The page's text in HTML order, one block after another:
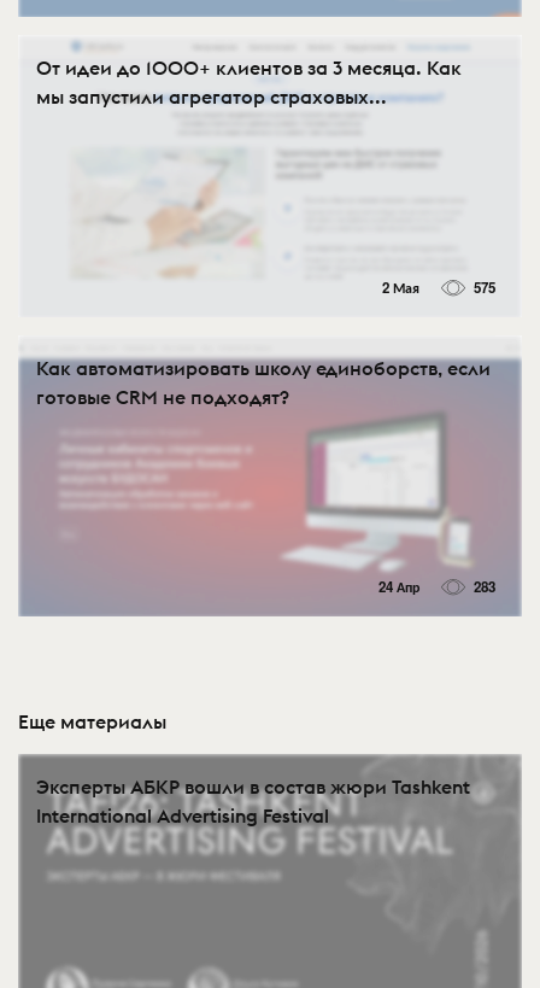
От идеи до 1000+ клиентов за 3 месяца. Как
мы запустили агрегатор страховых...
2 Мая 575
Как автоматизировать школу единоборств, если
готовые CRM не подходят?
24 Апр 283
Еще материалы
Эксперты АБКР вошли в состав жюри Tashkent
International Advertising Festival